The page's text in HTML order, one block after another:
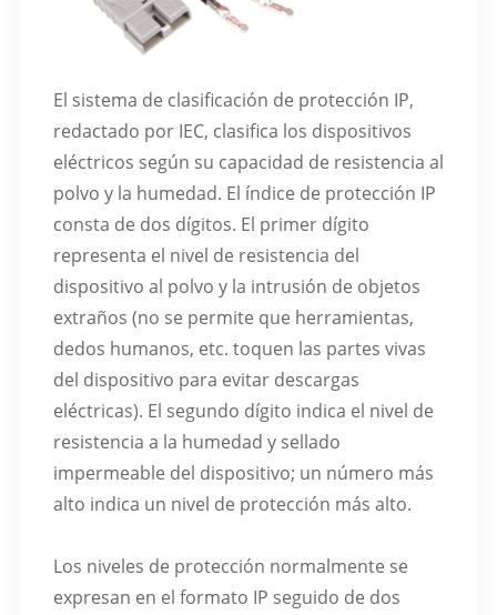
El sistema de clasificación de protección IP,
redactado por IEC, clasifica los dispositivos
eléctricos según su capacidad de resistencia al
polvo y la humedad. El índice de protección IP
consta de dos dígitos. El primer dígito
representa el nivel de resistencia del
dispositivo al polvo y la intrusión de objetos
extraños (no se permite que herramientas,
dedos humanos, etc. toquen las partes vivas
del dispositivo para evitar descargas
eléctricas). El segundo dígito indica el nivel de
resistencia a la humedad y sellado
impermeable del dispositivo; un número más
alto indica un nivel de protección más alto.
Los niveles de protección normalmente se
expresan en el formato IP seguido de dos